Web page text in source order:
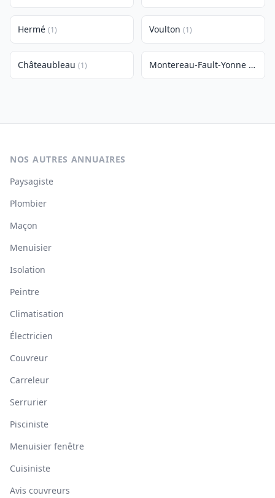
Hermé (1) Voulton (1)
Châteaubleau (1) Montereau-Fault-Yonne (1)
NOS AUTRES ANNUAIRES
Paysagiste
Plombier
Maçon
Menuisier
Isolation
Peintre
Climatisation
Électricien
Couvreur
Carreleur
Serrurier
Pisciniste
Menuisier fenêtre
Cuisiniste
Avis couvreurs